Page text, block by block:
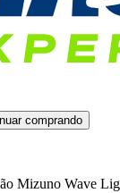
comprando
Mizuno Wave